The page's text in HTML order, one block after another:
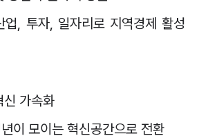
업, 투자, 일자리로 지역경제 활성
신 가속화
이 모이는 혁신공간으로 전환